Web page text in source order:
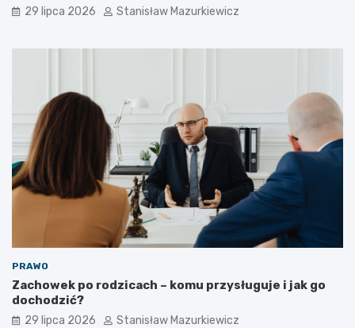
29 lipca 2026 Stanisław Mazurkiewicz
PRAWO
Zachowek po rodzicach – komu przysługuje i jak go
dochodzić?
29 lipca 2026 Stanisław Mazurkiewicz